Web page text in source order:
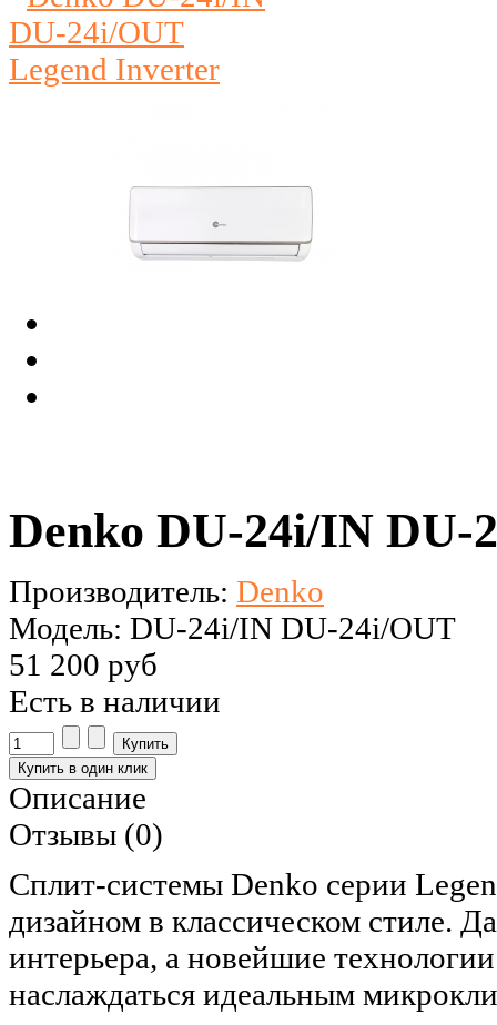
Denko DU-24i/IN DU-
Производитель: Denko
Модель: DU-24i/IN DU-24i/OUT
51 200 руб
Есть в наличии
Описание
Отзывы (0)
Сплит-системы Denko серии
дизайном в классическом стиле.
интерьера, а новейшие
наслаждаться идеальным